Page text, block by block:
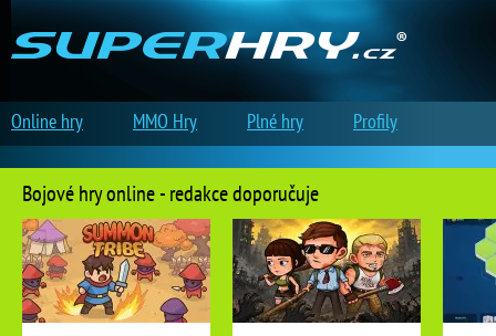
Bojové hry online - redakce doporučuje
Online hry MMO Hry Plné hry Profily